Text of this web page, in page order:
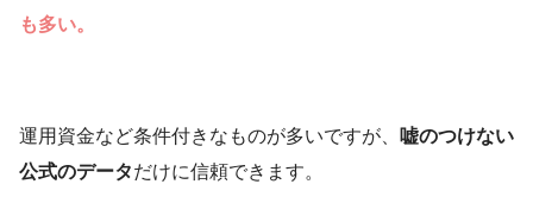
ひまわり証券
リピート系
利益実績77.44％
も多い。
運用資金など条件付きなものが多いですが、
嘘のつけない
公式のデータだけに信頼できます。